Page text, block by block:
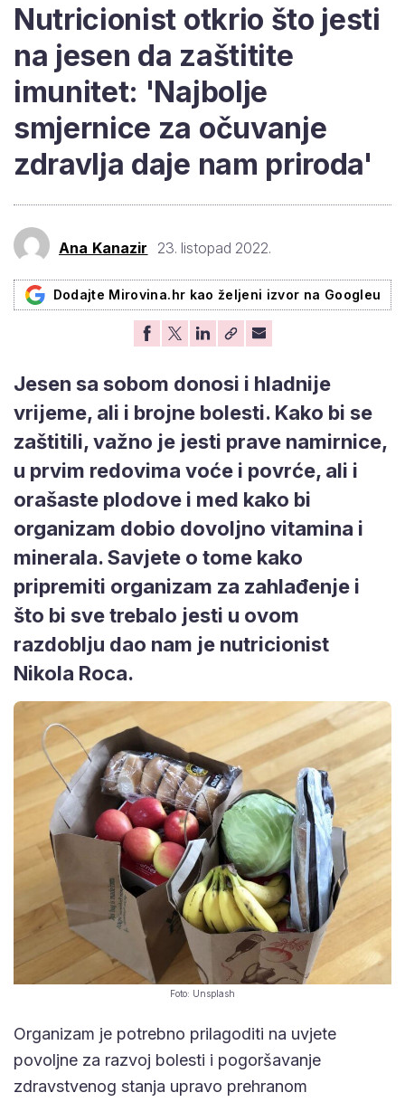
Nutricionist otkrio što jesti
na jesen da zaštitite
imunitet: 'Najbolje
smjernice za očuvanje
zdravlja daje nam priroda'
Ana Kanazir 23. listopad 2022.
Dodajte Mirovina.hr kao željeni izvor na Googleu
Jesen sa sobom donosi i hladnije
vrijeme, ali i brojne bolesti. Kako bi se
zaštitili, važno je jesti prave namirnice,
u prvim redovima voće i povrće, ali i
orašaste plodove i med kako bi
organizam dobio dovoljno vitamina i
minerala. Savjete o tome kako
pripremiti organizam za zahlađenje i
što bi sve trebalo jesti u ovom
razdoblju dao nam je nutricionist
Nikola Roca.
Foto: Unsplash
Organizam je potrebno prilagoditi na uvjete
povoljne za razvoj bolesti i pogoršavanje
zdravstvenog stanja upravo prehranom